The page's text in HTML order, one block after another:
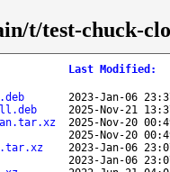
t/test-chuck-
Last Modified :
2023-Jan-06
2025-Nov-21
2025-Nov-20
2025-Nov-20
2023-Jan-06
2023-Jan-06